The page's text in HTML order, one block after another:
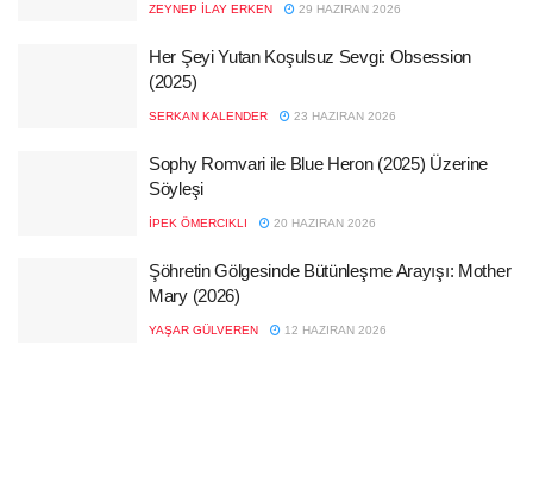
ZEYNEP İLAY ERKEN 29 HAZIRAN 2026
Her Şeyi Yutan Koşulsuz Sevgi: Obsession
(2025)
SERKAN KALENDER 23 HAZIRAN 2026
Sophy Romvari ile Blue Heron (2025) Üzerine
Söyleşi
İPEK ÖMERCIKLI 20 HAZIRAN 2026
Şöhretin Gölgesinde Bütünleşme Arayışı: Mother
Mary (2026)
YAŞAR GÜLVEREN 12 HAZIRAN 2026